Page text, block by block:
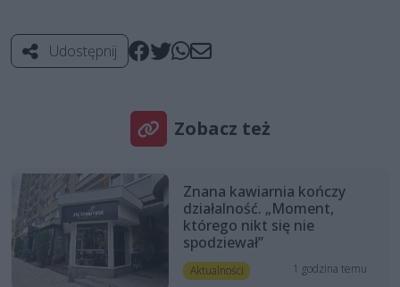
Udostępnij
Zobacz też
Znana kawiarnia kończy
działalność. „Moment,
którego nikt się nie
spodziewał”
Aktualności 1 godzina temu